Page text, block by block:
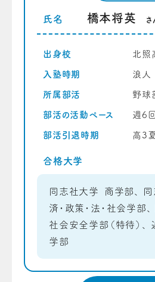
氏名 橋本将英 さ
出身校 北照
入塾時期 浪人
所属部活 野球
部活の活動ペース 週6
部活引退時期 高3
合格大学
同志社大学 商学部、
済・政策・法・社会学部
社会安全学部（特待）
学部